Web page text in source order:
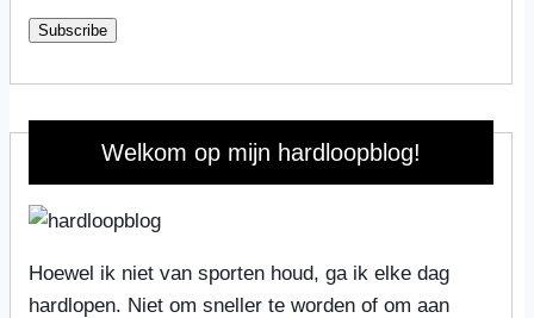
Subscribe
Welkom op mijn hardloopblog!
Hoewel ik niet van sporten houd, ga ik elke dag
hardlopen. Niet om sneller te worden of om aan